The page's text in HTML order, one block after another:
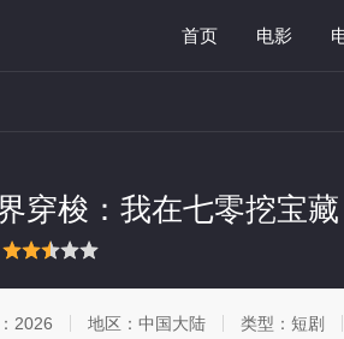
首页 电影
穿梭：我在七零挖宝藏
2026 地区： 中国大陆 类型： 短剧